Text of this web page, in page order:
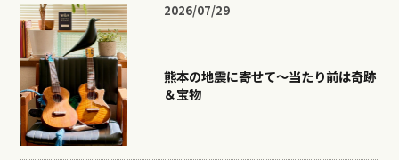
2026/07/29
熊本の地震に寄せて〜当たり前は奇跡
＆宝物